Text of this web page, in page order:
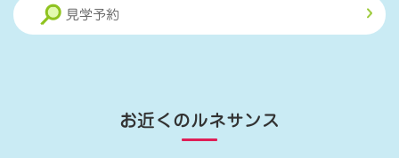
見学予約
お近くのルネサンス